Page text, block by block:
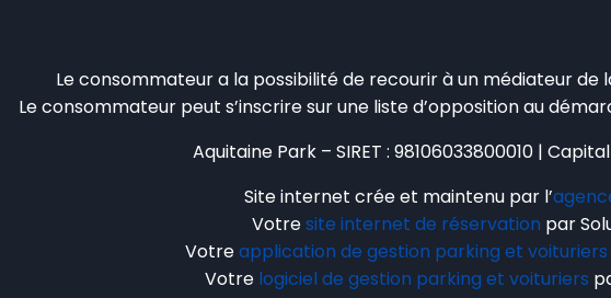
Le consommateur a la possibilité de recourir à un médiateur de
Le consommateur peut s’inscrire sur une liste d’opposition au
Aquitaine Park – SIRET : 98106033800010 |
Site internet crée et maintenu par l’
Votresite internet de réservation par
Votreapplication de gestion parking et voituriers
Votre logiciel de gestion parking et voituriers